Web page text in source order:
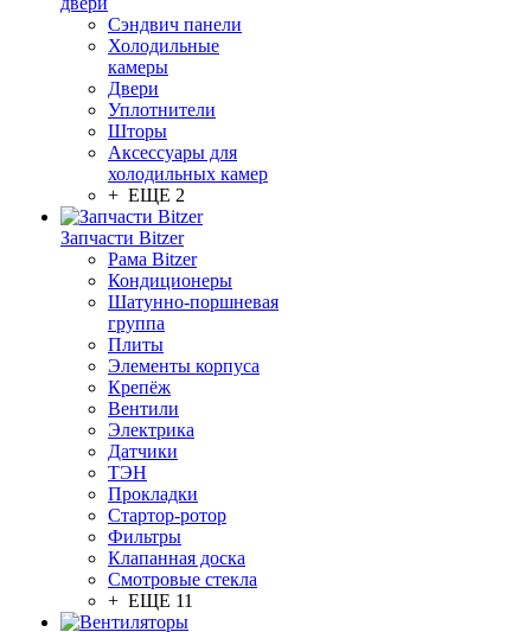
Сэндвич панели
Холодильные
камеры
Двери
Уплотнители
Шторы
Аксессуары для
холодильных камер
+ ЕЩЕ 2
Запчасти Bitzer
Рама Bitzer
Кондиционеры
Шатунно-поршневая
группа
Плиты
Элементы корпуса
Крепёж
Вентили
Электрика
Датчики
ТЭН
Прокладки
Стартор-ротор
Фильтры
Клапанная доска
Смотровые стекла
+ ЕЩЕ 11